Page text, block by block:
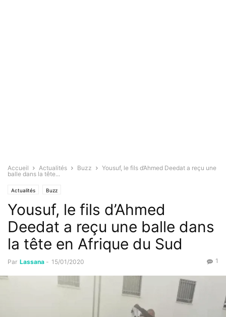
Accueil Actualités Buzz
Yousuf, le fils d’Ahmed Deedat a reçu une
balle dans la tête...
Actualités Buzz
Yousuf, le fils d’Ahmed
Deedat a reçu une balle dans
la tête en Afrique du Sud
Par Lassana - 15/01/2020 1